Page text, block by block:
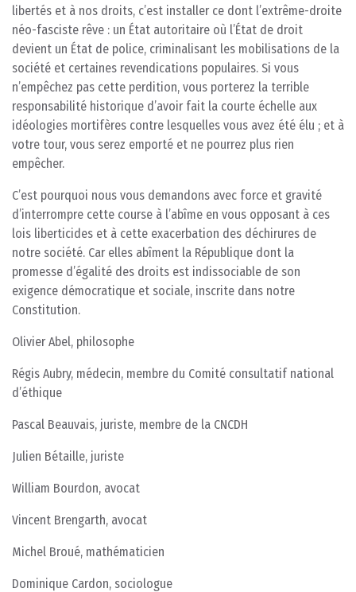
libertés et à nos droits, c’est installer ce dont l’extrême-droite
néo-fasciste rêve : un État autoritaire où l’État de droit
devient un État de police, criminalisant les mobilisations de la
société et certaines revendications populaires. Si vous
n’empêchez pas cette perdition, vous porterez la terrible
responsabilité historique d’avoir fait la courte échelle aux
idéologies mortifères contre lesquelles vous avez été élu ; et à
votre tour, vous serez emporté et ne pourrez plus rien
empêcher.
C’est pourquoi nous vous demandons avec force et gravité
d’interrompre cette course à l’abîme en vous opposant à ces
lois liberticides et à cette exacerbation des déchirures de
notre société. Car elles abîment la République dont la
promesse d’égalité des droits est indissociable de son
exigence démocratique et sociale, inscrite dans notre
Constitution.
Olivier Abel, philosophe
Régis Aubry, médecin, membre du Comité consultatif national
d’éthique
Pascal Beauvais, juriste, membre de la CNCDH
Julien Bétaille, juriste
William Bourdon, avocat
Vincent Brengarth, avocat
Michel Broué, mathématicien
Dominique Cardon, sociologue